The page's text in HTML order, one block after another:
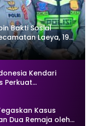
Bakti Sosial
Laeya, 19
Kendari
Perkuat
Kasus
Dua Remaja oleh